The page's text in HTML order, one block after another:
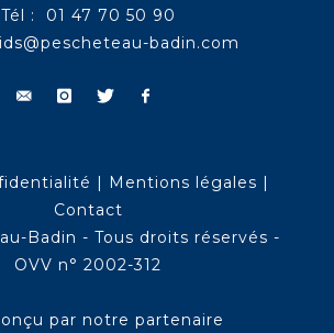
Tél : 01 47 70 50 90
badin.com
| Mentions légales |
Contact
Badin - Tous droits réservés -
OVV n° 2002-312
par notre partenaire